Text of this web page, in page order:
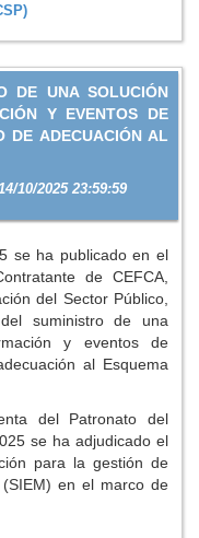
DE UNA SOLUCIÓN
Y EVENTOS DE
DE ADECUACIÓN AL
10/2025 23:59:59
se ha publicado en el
de CEFCA,
del Sector Público,
suministro de una
y eventos de
al Esquema
del Patronato del
se ha adjudicado el
para la gestión de
en el marco de